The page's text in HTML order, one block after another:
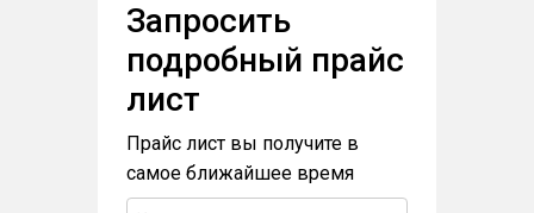
Запросить
подробный прайс
лист
Прайс лист вы получите в
самое ближайшее время